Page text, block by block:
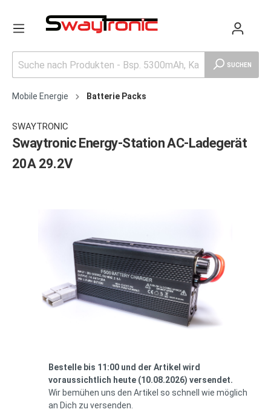
SUCHEN
Mobile Energie Batterie Packs
SWAYTRONIC
Swaytronic Energy-Station AC-Ladegerät
20A 29.2V
Bestelle bis 11:00 und der Artikel wird
voraussichtlich heute (10.08.2026) versendet.
Wir bemühen uns den Artikel so schnell wie möglich
an Dich zu versenden.